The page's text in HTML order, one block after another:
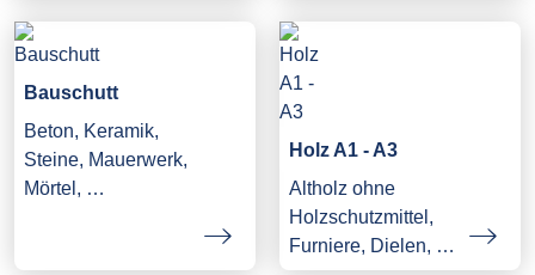
Bauschutt
Beton, Keramik,
Steine, Mauerwerk,
Mörtel, …
Holz A1 - A3
Altholz ohne
Holzschutzmittel,
Furniere, Dielen, …